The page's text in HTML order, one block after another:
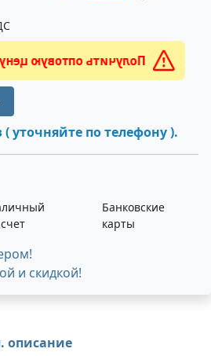
цену
уточняйте по телефону ).
Банковские
карты
и скидкой!
описание